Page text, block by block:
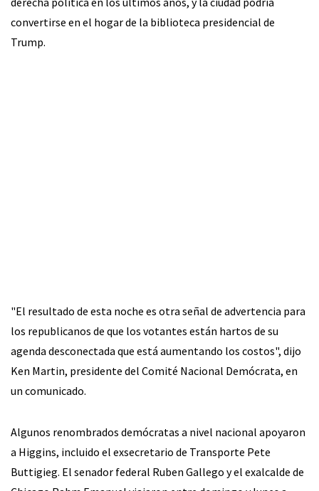
convertirse en el hogar de la biblioteca presidencial de
Trump.
"El resultado de esta noche es otra señal de advertencia para
los republicanos de que los votantes están hartos de su
agenda desconectada que está aumentando los costos", dijo
Ken Martin, presidente del Comité Nacional Demócrata, en
un comunicado.
Algunos renombrados demócratas a nivel nacional apoyaron
a Higgins, incluido el exsecretario de Transporte Pete
Buttigieg. El senador federal Ruben Gallego y el exalcalde de